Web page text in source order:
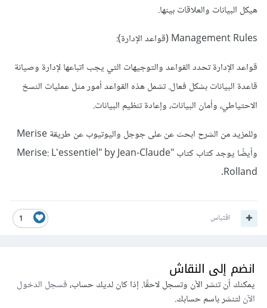
هيكل البيانات والعلاقات بينها.
Management Rules (قواعد الإدارة):
قواعد الإدارة تحدد القواعد والتوجيهات التي يجب اتباعها لإدارة وصيانة
قاعدة البيانات بشكل فعال. تشمل هذه القواعد أمور مثل عمليات النسخ
الاحتياطي، وأمان البيانات، وإعادة تنظيم البيانات.
وللمزيد من الشرح ابحث عن على جوجل واليوتيوب عن طريقة Merise
وأيضًا يوجد كتاب كتاب "Merise: L'essentiel" by Jean-Claude
Rolland.
1 اقتباس
انضم إلى النقاش
يمكنك أن تنشر الآن وتسجل لاحقًا. إذا كان لديك حساب،فسجل الدخول
الآنلتنشر باسم حسابك.